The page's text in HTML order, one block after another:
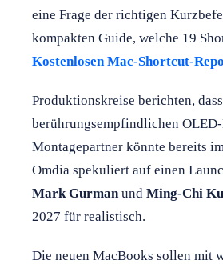
eine Frage der richtigen
kompakten Guide, welche 19
Kostenlosen Mac-Shortcut-
Produktionskreise berichten,
berührungsempfindlichen
Montagepartner könnte bereits
Omdia spekuliert auf einen
Mark Gurman und Ming-Chi
2027 für realistisch.
Die neuen MacBooks sollen mit